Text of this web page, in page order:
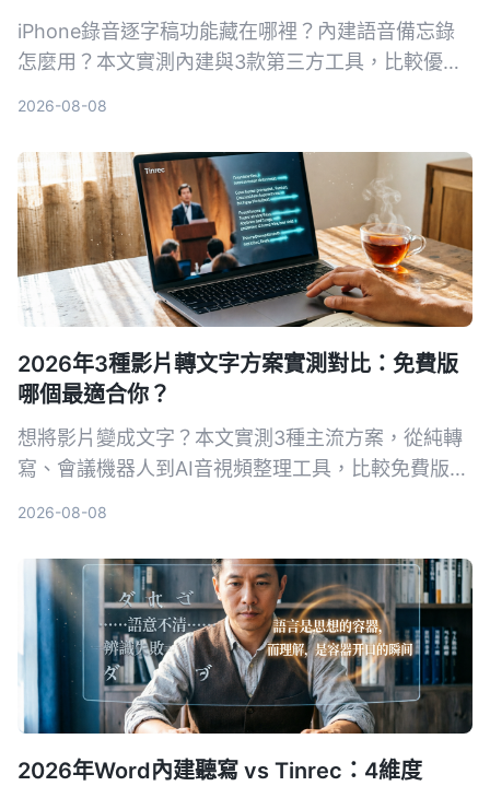
iPhone錄音逐字稿功能藏在哪裡？內建語音備忘錄
怎麼用？本文實測內建與3款第三方工具，比較優缺
2026-08-08
2026年3種影片轉文字方案實測對比：免費版
哪個最適合你？
想將影片變成文字？本文實測3種主流方案，從純轉
寫、會議機器人到AI音視頻整理工具，比較免費版功
2026-08-08
2026年Word內建聽寫 vs Tinrec：4維度